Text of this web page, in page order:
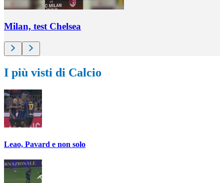
Milan, test Chelsea
I più visti di Calcio
Leao, Pavard e non solo